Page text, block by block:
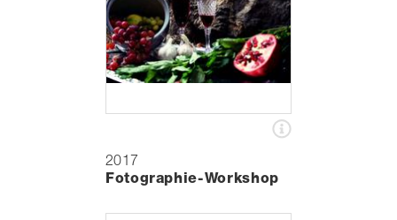
2017
Fotographie-Workshop